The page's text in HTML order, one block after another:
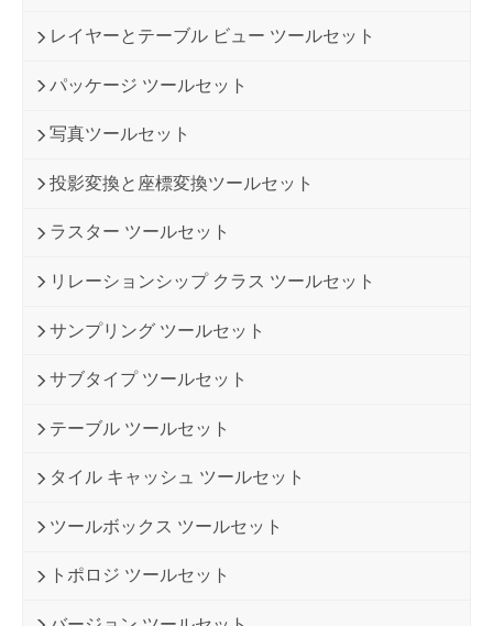
レイヤーとテーブル ビュー ツールセット
パッケージ ツールセット
写真ツールセット
投影変換と座標変換ツールセット
ラスター ツールセット
リレーションシップ クラス ツールセット
サンプリング ツールセット
サブタイプ ツールセット
テーブル ツールセット
タイル キャッシュ ツールセット
ツールボックス ツールセット
トポロジ ツールセット